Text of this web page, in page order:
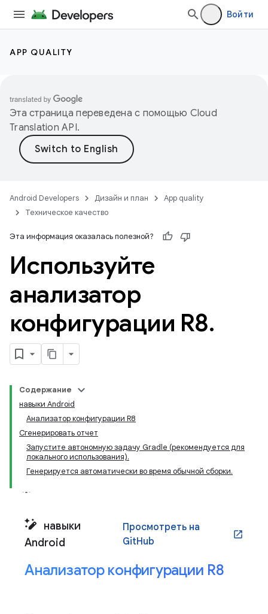
Войти
APP QUALITY
Эта страница переведена с помощью Cloud
Translation API.
Android Developers Дизайн и план
App quality
Техническое качество
Эта информация оказалась полезной?
Используйте
анализатор
конфигурации R8.
Содержание
навыки Android
Анализатор конфигурации R8
Сгенерировать отчет
Запустите автономную задачу Gradle (рекомендуется для
локального использования).
Генерируется автоматически во время обычной сборки.
навыки
Android
Просмотреть на
GitHub
open_in_new
Анализатор конфигурации R8